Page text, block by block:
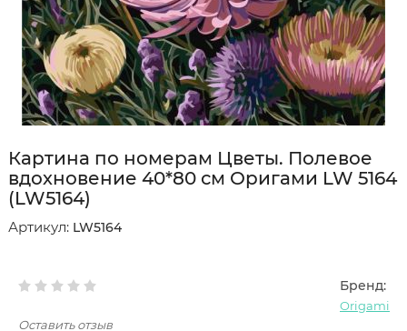
Картина по номерам Цветы. Полевое
вдохновение 40*80 см Оригами LW 5164
(LW5164)
Артикул: LW5164
Бренд:
Origami
Оставить отзыв